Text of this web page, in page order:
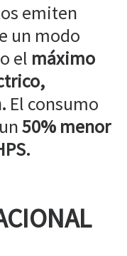
emiten
un modo
el máximo
El consumo
50% menor